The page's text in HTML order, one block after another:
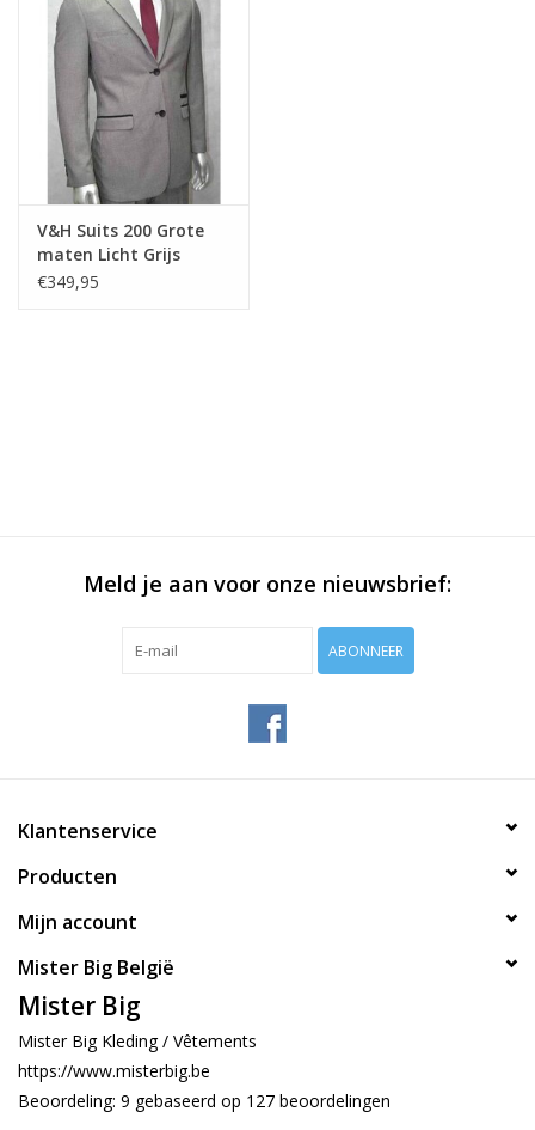
V&H Suits 200 Grote
maten Licht Grijs
Kostuum
€349,95
Meld je aan voor onze nieuwsbrief:
ABONNEER
Klantenservice
Producten
Mijn account
Mister Big België
Mister Big
Mister Big Kleding / Vêtements
https://www.misterbig.be
Beoordeling: 9 gebaseerd op 127 beoordelingen